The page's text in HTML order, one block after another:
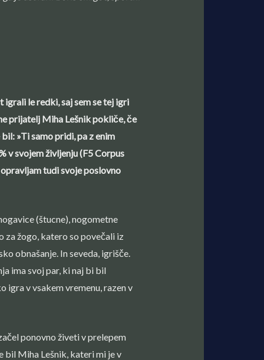
le redki, saj sem se tej igri
prijatelj Miha Lešnik pokliče, če
»Ti samo pridi, pa z enim
v svojem življenju (F5 Corpus
tudi svoje poslovno
(štucne), nogometne
za žogo, katero so povečali iz
obnašanje. In seveda, igrišče.
ima svoj par, ki naj bi bil
igra v vsakem vremenu, razen v
ponovno živeti v prelepem
bil Miha Lešnik, kateri mi je v